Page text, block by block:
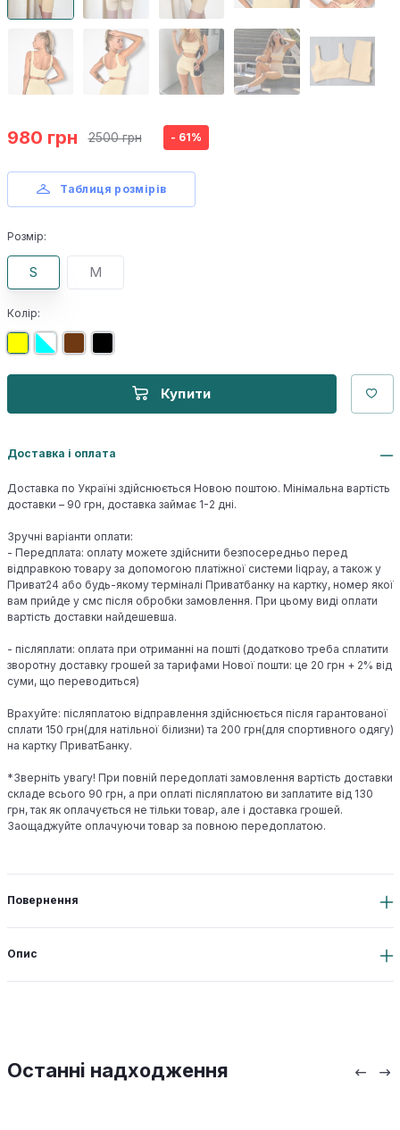
980 грн 2500 грн - 61%
Таблиця розмірів
Розмір:
S M
Колір:
Купити
Доставка і оплата
Доставка по Україні здійснюється Новою поштою. Мінімальна вартість
доставки – 90 грн, доставка займає 1-2 дні.
Зручні варіанти оплати:
- Передплата: оплату можете здійснити безпосередньо перед
відправкою товару за допомогою платіжної системи liqpay, а також у
Приват24 або будь-якому терміналі Приватбанку на картку, номер якої
вам прийде у смс після обробки замовлення. При цьому виді оплати
вартість доставки найдешевша.
- післяплати: оплата при отриманні на пошті (додатково треба сплатити
зворотну доставку грошей за тарифами Нової пошти: це 20 грн + 2% від
суми, що переводиться)
Врахуйте: післяплатою відправлення здійснюється після гарантованої
сплати 150 грн(для натільної білизни) та 200 грн(для спортивного одягу)
на картку ПриватБанку.
*Зверніть увагу! При повній передоплаті замовлення вартість доставки
складе всього 90 грн, а при оплаті післяплатою ви заплатите від 130
грн, так як оплачується не тільки товар, але і доставка грошей.
Заощаджуйте оплачуючи товар за повною передоплатою.
Повернення
Опис
Останні надходження